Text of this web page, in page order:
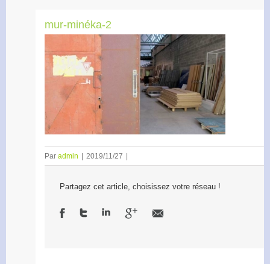
mur-minéka-2
Par admin 2019/11/27
Partagez cet article, choisissez votre réseau !